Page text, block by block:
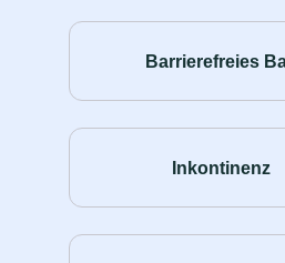
Barrierefreies
Inkontinenz